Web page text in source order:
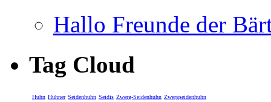
Hallo Freunde der
Tag Cloud
Huhn Hühner Seidenhuhn Seidis Zwerg-Seidenhuhn Zwergseidenhuhn